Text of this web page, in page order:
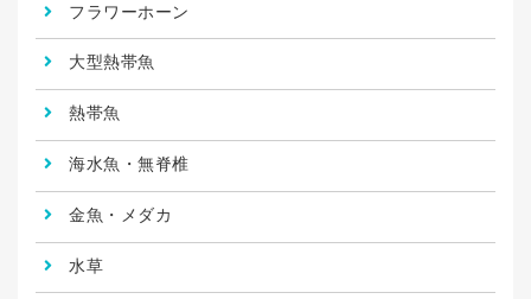
フラワーホーン
大型熱帯魚
熱帯魚
海水魚・無脊椎
金魚・メダカ
水草